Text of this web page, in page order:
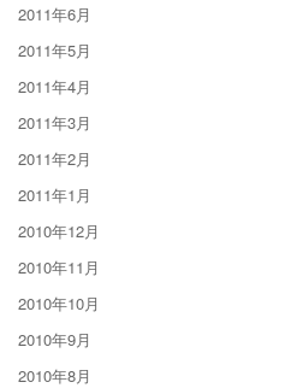
2011年6月
2011年5月
2011年4月
2011年3月
2011年2月
2011年1月
2010年12月
2010年11月
2010年10月
2010年9月
2010年8月